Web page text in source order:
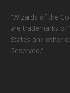
“Wizards of the
are trademarks of
States and other
Reserved.”